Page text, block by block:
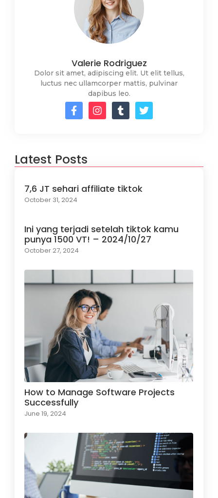
Valerie Rodriguez
Dolor sit amet, adipiscing elit. Ut elit tellus,
luctus nec ullamcorper mattis, pulvinar
dapibus leo.
Latest Posts
7,6 JT sehari affiliate tiktok
October 31, 2024
Ini yang terjadi setelah tiktok kamu
punya 1500 VT! – 2024/10/27
October 27, 2024
How to Manage Software Projects
Successfully
June 19, 2024